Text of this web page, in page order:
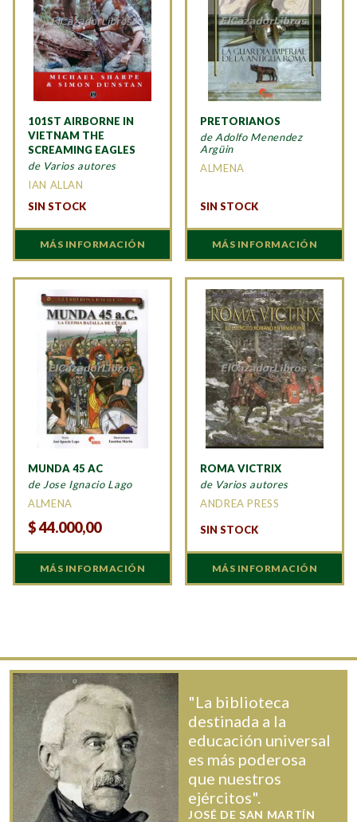
101ST AIRBORNE IN
VIETNAM THE
SCREAMING EAGLES
de Varios autores
IAN ALLAN
SIN STOCK
MÁS INFORMACIÓN
PRETORIANOS
de Adolfo Menendez
Argüin
ALMENA
SIN STOCK
MÁS INFORMACIÓN
MUNDA 45 AC
de Jose Ignacio Lago
ALMENA
$44.000,00
MÁS INFORMACIÓN
ROMA VICTRIX
de Varios autores
ANDREA PRESS
SIN STOCK
MÁS INFORMACIÓN
"La biblioteca
destinada a la
educación universal
es más poderosa
que nuestros
ejércitos".
JOSÉ DE SAN MARTÍN